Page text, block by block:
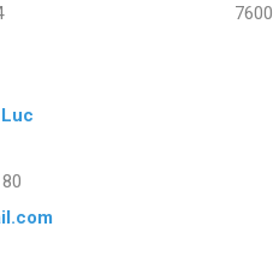
Boiterie, 4 7600